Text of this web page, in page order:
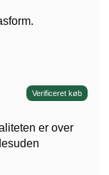
Verificeret køb
er over